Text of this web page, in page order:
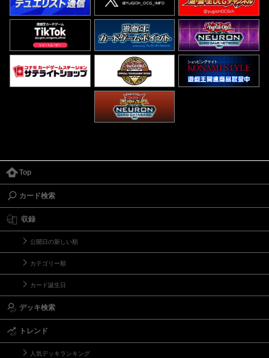
Top
カード検索
収録
公開日の新しい順
カテゴリー順
カード誕生日
デッキ検索
トレンド
人気デッキランキング